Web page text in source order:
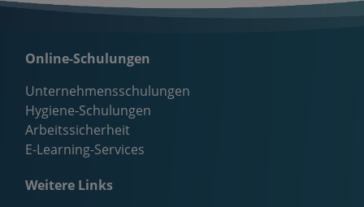
Online-Schulungen
Unternehmensschulungen
Hygiene-Schulungen
Arbeitssicherheit
E-Learning-Services
Weitere Links